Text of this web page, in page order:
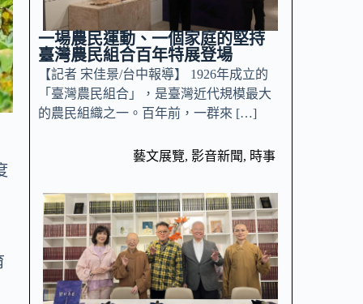
一場農民運動、一個家庭的堅持
臺灣農民組合百年特展登場
【記者 宋佳景/台中報導】 1926年成立的
「臺灣農民組合」，是臺灣近代規模最大
的農民組織之一。百年前，一群來 […]
藝文展覽, 影音新聞, 時事